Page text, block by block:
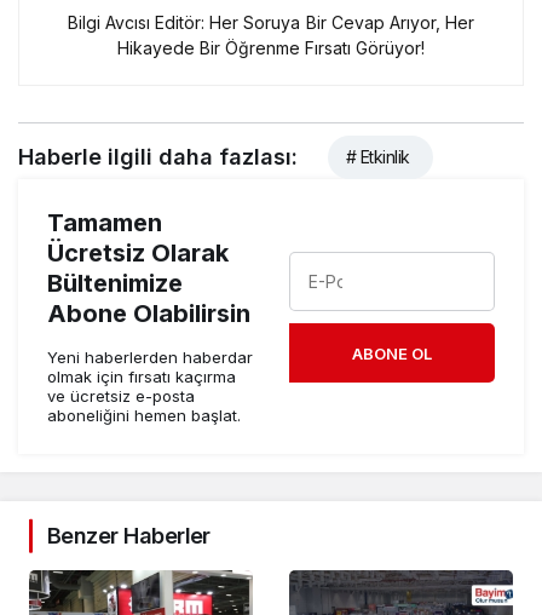
Bilgi Avcısı Editör: Her Soruya Bir Cevap Arıyor, Her
Hikayede Bir Öğrenme Fırsatı Görüyor!
Haberle ilgili daha fazlası: # Etkinlik
Tamamen
Ücretsiz Olarak
Bültenimize
Abone Olabilirsin
Yeni haberlerden haberdar
olmak için fırsatı kaçırma
ve ücretsiz e-posta
aboneliğini hemen başlat.
ABONE OL
Benzer Haberler